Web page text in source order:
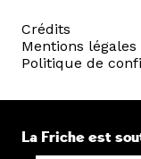
Crédits
Mentions légales
Politique de
La Friche est